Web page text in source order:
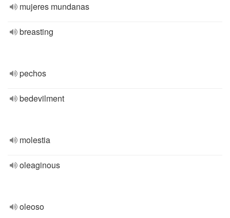
mujeres mundanas
breasting
pechos
bedevilment
molestia
oleaginous
oleoso